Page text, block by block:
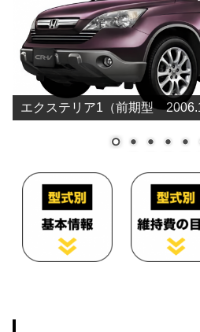
エクステリア1（前期型